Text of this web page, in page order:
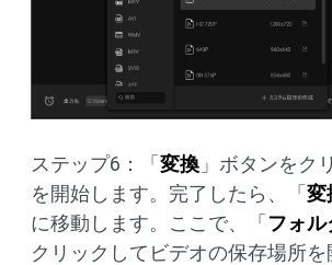
ステップ6：「変換 」ボタンをク
を開始します。完了したら、「変
に移動します。ここで、「フォル
クリックしてビデオの保存場所を